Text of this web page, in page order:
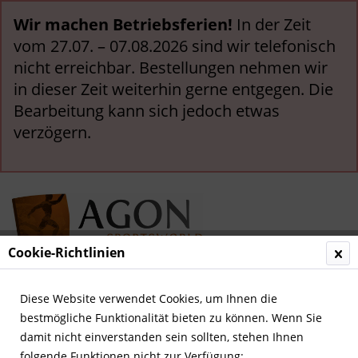
Wir machen Betriebsferien! In der Zeit
vom 27.07. – 07.08.2026 sind wir telefonisch
nicht erreichbar. Bestellungen nehmen wir
in dieser Zeit weiterhin gerne entgegen. Die
Bearbeitung kann sich jedoch etwas
verzögern.
Menü
Übersicht Deutsche Vereine
Cookie-Richtlinien
Diese Website verwendet Cookies, um Ihnen die
bestmögliche Funktionalität bieten zu können. Wenn Sie
damit nicht einverstanden sein sollten, stehen Ihnen